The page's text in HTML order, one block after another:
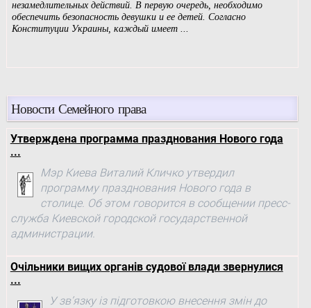
Новости Семейного права
Утверждена программа празднования Нового года
...
Мэр Киева Виталий Кличко утвердил
программу празднования Нового года в
столице. Об этом говорится в сообщении пресс-
служба Киевской городской государственной
администрации.
Очільники вищих органів судової влади звернулися
...
У зв’язку із підготовкою внесення змін до